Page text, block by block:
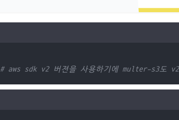
# aws sdk v2 버젼을 사용하기에 multer-s3도 v2